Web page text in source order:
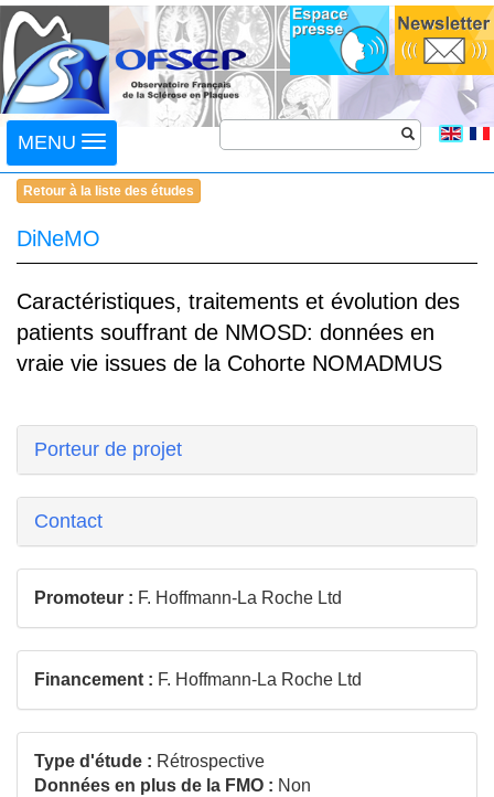
Toggle
navigation
MENU
Retour à la liste des études
DiNeMO
Caractéristiques, traitements et évolution des
patients souffrant de NMOSD: données en
vraie vie issues de la Cohorte NOMADMUS
Porteur de projet
Contact
Promoteur : F. Hoffmann-La Roche Ltd
Financement : F. Hoffmann-La Roche Ltd
Type d'étude : Rétrospective
Données en plus de la FMO : Non